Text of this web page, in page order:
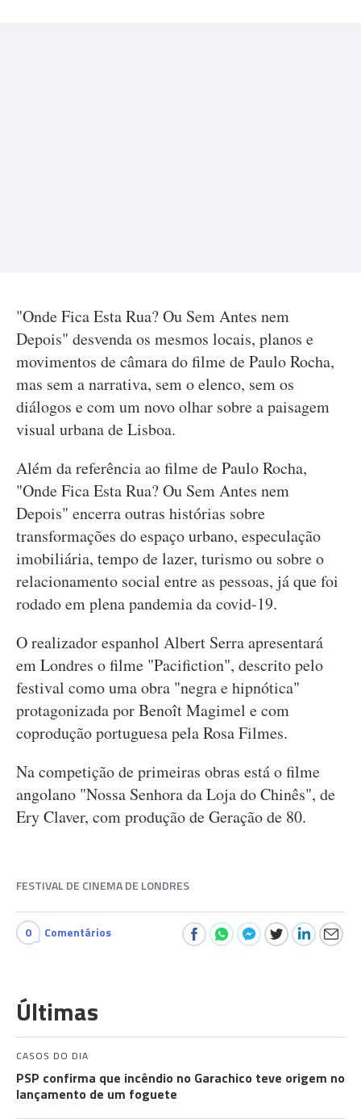
"Onde Fica Esta Rua? Ou Sem Antes nem
Depois" desvenda os mesmos locais, planos e
movimentos de câmara do filme de Paulo Rocha,
mas sem a narrativa, sem o elenco, sem os
diálogos e com um novo olhar sobre a paisagem
visual urbana de Lisboa.
Além da referência ao filme de Paulo Rocha,
"Onde Fica Esta Rua? Ou Sem Antes nem
Depois" encerra outras histórias sobre
transformações do espaço urbano, especulação
imobiliária, tempo de lazer, turismo ou sobre o
relacionamento social entre as pessoas, já que foi
rodado em plena pandemia da covid-19.
O realizador espanhol Albert Serra apresentará
em Londres o filme "Pacifiction", descrito pelo
festival como uma obra "negra e hipnótica"
protagonizada por Benoît Magimel e com
coprodução portuguesa pela Rosa Filmes.
Na competição de primeiras obras está o filme
angolano "Nossa Senhora da Loja do Chinês", de
Ery Claver, com produção de Geração de 80.
FESTIVAL DE CINEMA DE LONDRES
0 Comentários
Últimas
CASOS DO DIA
PSP confirma que incêndio no Garachico teve origem no
lançamento de um foguete